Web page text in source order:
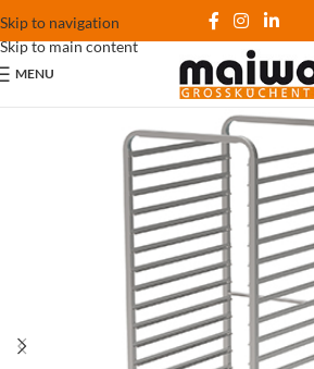
Skip to navigation
Skip to main content
MENU